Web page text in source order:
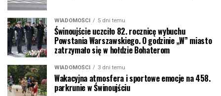
WIADOMOŚCI 5 dni temu
Świnoujście uczciło 82. rocznicę wybuchu
Powstania Warszawskiego. O godzinie „W” miasto
zatrzymało się w hołdzie Bohaterom
WIADOMOŚCI 3 dni temu
Wakacyjna atmosfera i sportowe emocje na 458.
parkrunie w Świnoujściu